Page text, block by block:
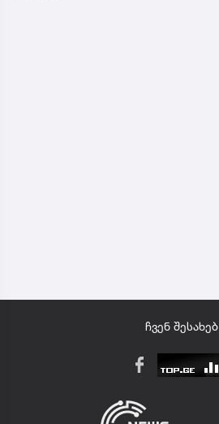
ჩვენ შესახებ